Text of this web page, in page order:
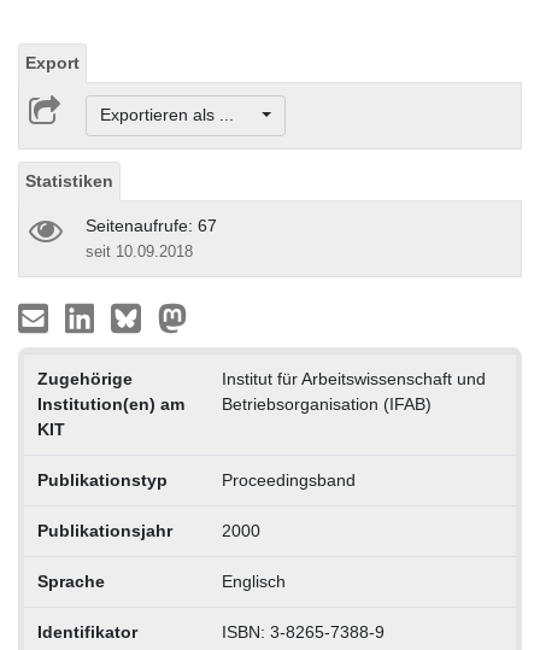
Export
Exportieren als ...
Statistiken
Seitenaufrufe: 67
seit 10.09.2018
Zugehörige
Institution(en) am
KIT
Institut für Arbeitswissenschaft und
Betriebsorganisation (IFAB)
Publikationstyp Proceedingsband
Publikationsjahr 2000
Sprache Englisch
Identifikator
ISBN: 3-8265-7388-9